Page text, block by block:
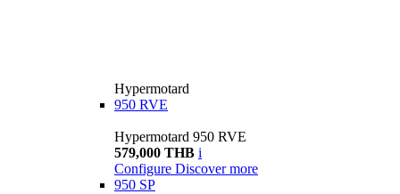
Hypermotard
950 RVE
Hypermotard 950 RVE
579,000 THB i
Configure Discover more
950 SP